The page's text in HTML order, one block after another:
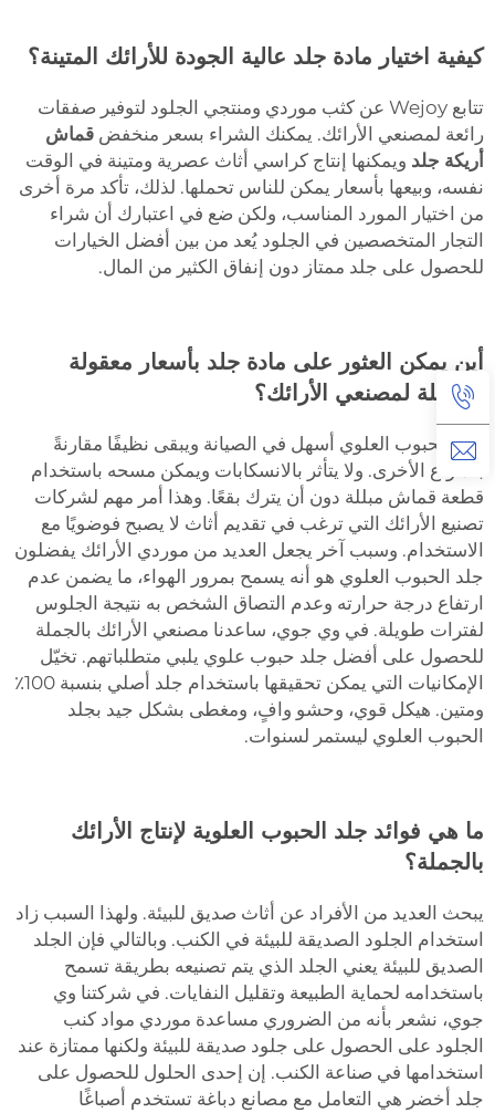
كيفية اختيار مادة جلد عالية الجودة للأرائك المتينة؟
تتابع Wejoy عن كثب موردي ومنتجي الجلود لتوفير صفقات
رائعة لمصنعي الأرائك. يمكنك الشراء بسعر منخفض قماش
أريكة جلد ويمكنها إنتاج كراسي أثاث عصرية ومتينة في الوقت
نفسه، وبيعها بأسعار يمكن للناس تحملها. لذلك، تأكد مرة أخرى
من اختيار المورد المناسب، ولكن ضع في اعتبارك أن شراء
التجار المتخصصين في الجلود يُعد من بين أفضل الخيارات
للحصول على جلد ممتاز دون إنفاق الكثير من المال.
أين يمكن العثور على مادة جلد بأسعار معقولة
بالجملة لمصنعي الأرائك؟
جلد الحبوب العلوي أسهل في الصيانة ويبقى نظيفًا مقارنةً
بالأنواع الأخرى. ولا يتأثر بالانسكابات ويمكن مسحه باستخدام
قطعة قماش مبللة دون أن يترك بقعًا. وهذا أمر مهم لشركات
تصنيع الأرائك التي ترغب في تقديم أثاث لا يصبح فوضويًا مع
الاستخدام. وسبب آخر يجعل العديد من موردي الأرائك يفضلون
جلد الحبوب العلوي هو أنه يسمح بمرور الهواء، ما يضمن عدم
ارتفاع درجة حرارته وعدم التصاق الشخص به نتيجة الجلوس
لفترات طويلة. في وي جوي، ساعدنا مصنعي الأرائك بالجملة
للحصول على أفضل جلد حبوب علوي يلبي متطلباتهم. تخيّل
الإمكانيات التي يمكن تحقيقها باستخدام جلد أصلي بنسبة 100٪
ومتين. هيكل قوي، وحشو وافٍ، ومغطى بشكل جيد بجلد
الحبوب العلوي ليستمر لسنوات.
ما هي فوائد جلد الحبوب العلوية لإنتاج الأرائك
بالجملة؟
يبحث العديد من الأفراد عن أثاث صديق للبيئة. ولهذا السبب زاد
استخدام الجلود الصديقة للبيئة في الكنب. وبالتالي فإن الجلد
الصديق للبيئة يعني الجلد الذي يتم تصنيعه بطريقة تسمح
باستخدامه لحماية الطبيعة وتقليل النفايات. في شركتنا وي
جوي، نشعر بأنه من الضروري مساعدة موردي مواد كنب
الجلود على الحصول على جلود صديقة للبيئة ولكنها ممتازة عند
استخدامها في صناعة الكنب. إن إحدى الحلول للحصول على
جلد أخضر هي التعامل مع مصانع دباغة تستخدم أصباغًا